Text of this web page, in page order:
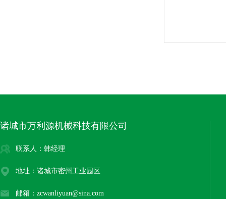
诸城市万利源机械科技有限公司
联系人：韩经理
地址：诸城市密州工业园区
邮箱：zcwanliyuan@sina.com